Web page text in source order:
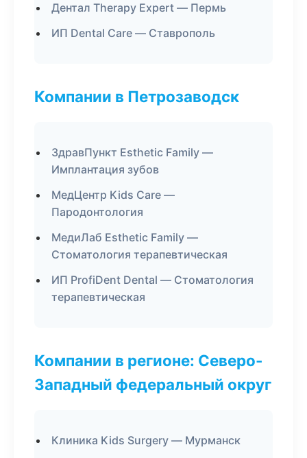
Дентал Therapy Expert — Пермь
ИП Dental Care — Ставрополь
Компании в Петрозаводск
ЗдравПункт Esthetic Family —
Имплантация зубов
МедЦентр Kids Care —
Пародонтология
МедиЛаб Esthetic Family —
Стоматология терапевтическая
ИП ProfiDent Dental — Стоматология
терапевтическая
Компании в регионе: Северо-
Западный федеральный округ
Клиника Kids Surgery — Мурманск